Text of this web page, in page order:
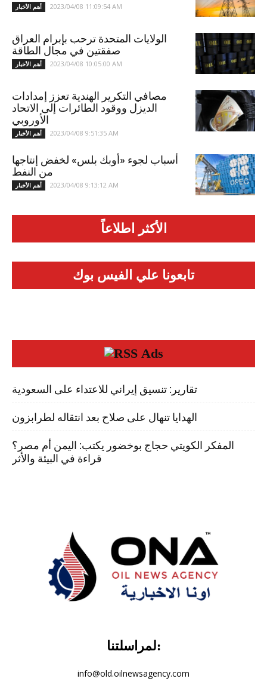
أهم الأخبار 2023/04/08 11:09:54 AM
الولايات المتحدة ترحب بإبرام العراق
صفقتين في مجال الطاقة
أهم الأخبار 2023/04/08 10:05:00 AM
مصافي التكرير الهندية تعزز إمدادات
الديزل ووقود الطائرات إلى الاتحاد
الأوروبي
أهم الأخبار 2023/04/08 9:51:35 AM
أسباب لجوء «أوبك بلس» لخفض إنتاجها
من النفط
أهم الأخبار 2023/04/08 9:13:12 AM
الأكثر اطلاعاً
تابعونا علي الفيس بوك
Ads
تقارير: تنسيق إيراني للاعتداء على السعودية
الهدايا تنهال على صلاح بعد انتقاله لطرابزون
المفكر الكويتي حجاج بوخضور يكتب: اليمن أم مصر؟
قراءة في البيئة والأثر
لمراسلتنا:
info@old.oilnewsagency.com